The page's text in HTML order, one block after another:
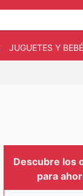
JUGUETES Y
Descubre los
para